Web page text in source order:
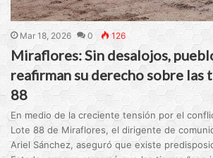
Mar 18, 2026 0 126
Miraflores: Sin desalojos,
reafirman su derecho sobre las
88
En medio de la creciente tensión por el
Lote 88 de Miraflores, el dirigente de
Ariel Sánchez, aseguró que existe